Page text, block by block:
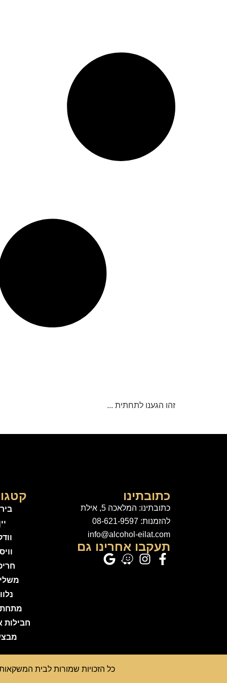
זהו הגענו לתחתית ...
כתובתינו
כתובתינו: המלאכה 5, אילת
להזמנות: 08-621-9597
info@alcohol-eilat.com
תעקבו אחרינו גם
חבילות
כל הזכויות שמורות לבית המשקאות